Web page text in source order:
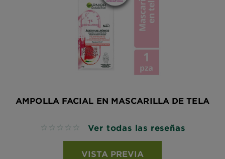
AMPOLLA FACIAL EN MASCARILLA DE TELA
No reviews Ver todas las reseñas
VISTA PREVIA